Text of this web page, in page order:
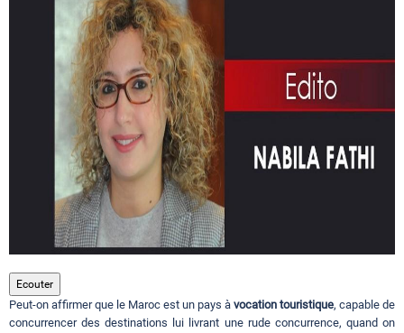
Circuits touristiques
Tourisme
Evenements
Ecouter
Peut-on affirmer que le Maroc est un pays à vocation touristique, capable de
concurrencer des destinations lui livrant une rude concurrence, quand on